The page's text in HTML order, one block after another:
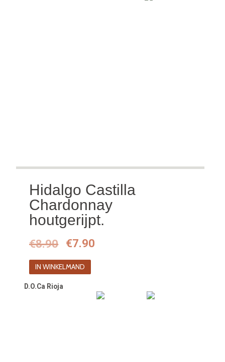
Hidalgo Castilla
Chardonnay
houtgerijpt.
€8.90
Oorspronkelijke
prijs
was:
€7.90
€7.90.
IN WINKELMAND
D.O.Ca Rioja